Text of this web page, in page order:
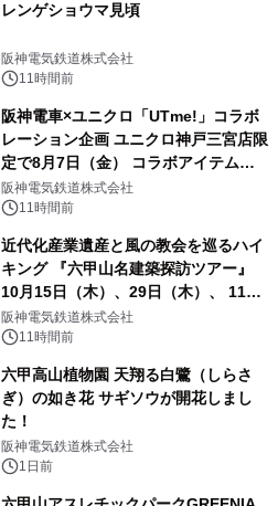
レンゲショウマ見頃
阪神電気鉄道株式会社
11時間前
阪神電車×ユニクロ「UTme!」コラボ
レーション企画 ユニクロ神戸三宮店限
定で8月7日（金） コラボアイテムが
発売決定！
阪神電気鉄道株式会社
11時間前
近代化産業遺産と風の教会を巡るハイ
キング 『六甲山名建築探訪ツアー』
10月15日（木）、29日（木）、 11月
5日（木）、12日（木）に開催！
阪神電気鉄道株式会社
11時間前
六甲高山植物園 天翔る白鷺（しらさ
ぎ）の如き花 サギソウが開花しまし
た！
阪神電気鉄道株式会社
1日前